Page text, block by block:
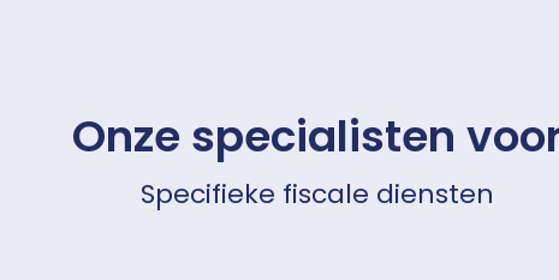
Onze specialisten
Specifieke fiscale diensten